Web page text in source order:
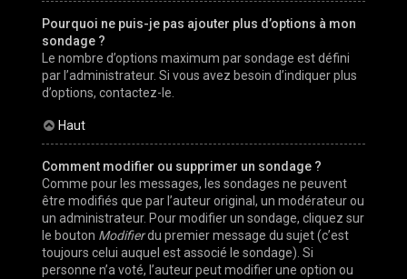
Pourquoi ne puis-je pas ajouter plus d’options à mon
sondage ?
Le nombre d’options maximum par sondage est défini
par l’administrateur. Si vous avez besoin d’indiquer plus
d’options, contactez-le.
Haut
Comment modifier ou supprimer un sondage ?
Comme pour les messages, les sondages ne peuvent
être modifiés que par l’auteur original, un modérateur ou
un administrateur. Pour modifier un sondage, cliquez sur
le bouton Modifierdu premier message du sujet (c’est
toujours celui auquel est associé le sondage). Si
personne n’a voté, l’auteur peut modifier une option ou